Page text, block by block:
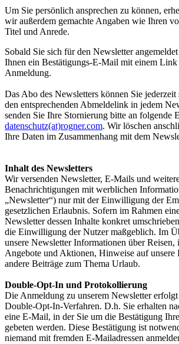
Um Sie persönlich ansprechen zu können,
wir außerdem gemachte Angaben wie Ihren
Titel und Anrede.
Sobald Sie sich für den Newsletter
Ihnen ein Bestätigungs-E-Mail mit einem
Anmeldung.
Das Abo des Newsletters können Sie
den entsprechenden Abmeldelink in jedem
senden Sie Ihre Stornierung bitte an folgende
datenschutz(at)rogner.com. Wir löschen
Ihre Daten im Zusammenhang mit dem
Inhalt des Newsletters
Wir versenden Newsletter, E-Mails und
Benachrichtigungen mit werblichen
„Newsletter“) nur mit der Einwilligung der
gesetzlichen Erlaubnis. Sofern im Rahmen
Newsletter dessen Inhalte konkret
die Einwilligung der Nutzer maßgeblich. Im
unsere Newsletter Informationen über Reisen,
Angebote und Aktionen, Hinweise auf unsere
andere Beiträge zum Thema Urlaub.
Double-Opt-In und Protokollierung
Die Anmeldung zu unserem Newsletter
Double-Opt-In-Verfahren. D.h. Sie erhalten
eine E-Mail, in der Sie um die Bestätigung
gebeten werden. Diese Bestätigung ist
niemand mit fremden E-Mailadressen